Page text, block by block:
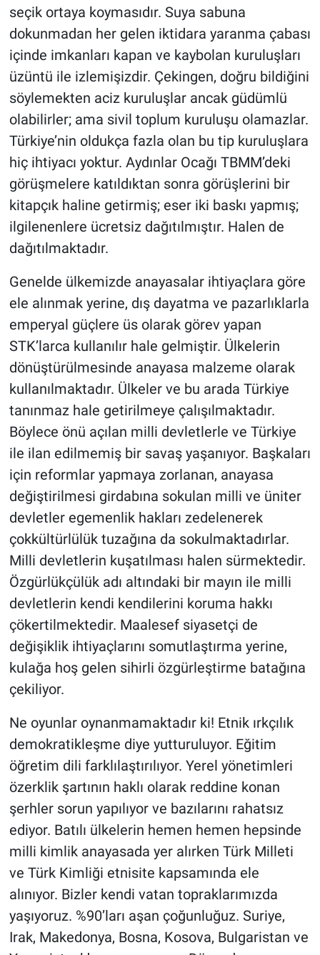
seçik ortaya koymasıdır. Suya sabuna
dokunmadan her gelen iktidara yaranma çabası
içinde imkanları kapan ve kaybolan kuruluşları
üzüntü ile izlemişizdir. Çekingen, doğru bildiğini
söylemekten aciz kuruluşlar ancak güdümlü
olabilirler; ama sivil toplum kuruluşu olamazlar.
Türkiye’nin oldukça fazla olan bu tip kuruluşlara
hiç ihtiyacı yoktur. Aydınlar Ocağı TBMM’deki
görüşmelere katıldıktan sonra görüşlerini bir
kitapçık haline getirmiş; eser iki baskı yapmış;
ilgilenenlere ücretsiz dağıtılmıştır. Halen de
dağıtılmaktadır.
Genelde ülkemizde anayasalar ihtiyaçlara göre
ele alınmak yerine, dış dayatma ve pazarlıklarla
emperyal güçlere üs olarak görev yapan
STK’larca kullanılır hale gelmiştir. Ülkelerin
dönüştürülmesinde anayasa malzeme olarak
kullanılmaktadır. Ülkeler ve bu arada Türkiye
tanınmaz hale getirilmeye çalışılmaktadır.
Böylece önü açılan milli devletlerle ve Türkiye
ile ilan edilmemiş bir savaş yaşanıyor. Başkaları
için reformlar yapmaya zorlanan, anayasa
değiştirilmesi girdabına sokulan milli ve üniter
devletler egemenlik hakları zedelenerek
çokkültürlülük tuzağına da sokulmaktadırlar.
Milli devletlerin kuşatılması halen sürmektedir.
Özgürlükçülük adı altındaki bir mayın ile milli
devletlerin kendi kendilerini koruma hakkı
çökertilmektedir. Maalesef siyasetçi de
değişiklik ihtiyaçlarını somutlaştırma yerine,
kulağa hoş gelen sihirli özgürleştirme batağına
çekiliyor.
Ne oyunlar oynanmamaktadır ki! Etnik ırkçılık
demokratikleşme diye yutturuluyor. Eğitim
öğretim dili farklılaştırılıyor. Yerel yönetimleri
özerklik şartının haklı olarak reddine konan
şerhler sorun yapılıyor ve bazılarını rahatsız
ediyor. Batılı ülkelerin hemen hemen hepsinde
milli kimlik anayasada yer alırken Türk Milleti
ve Türk Kimliği etnisite kapsamında ele
alınıyor. Bizler kendi vatan topraklarımızda
yaşıyoruz. %90’ları aşan çoğunluğuz. Suriye,
Irak, Makedonya, Bosna, Kosova, Bulgaristan ve